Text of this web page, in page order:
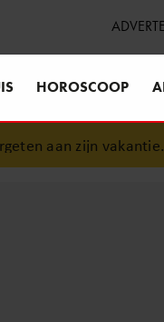
HOROSCOOP
vakantie..•Nooit